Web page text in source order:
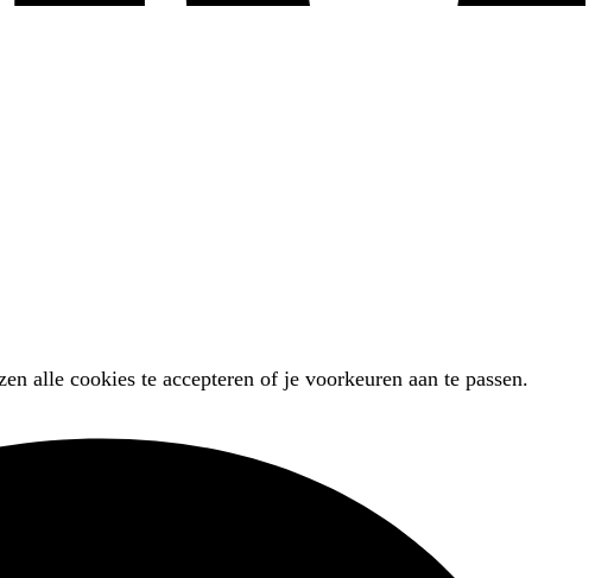
alle cookies te accepteren of je voorkeuren aan te passen.